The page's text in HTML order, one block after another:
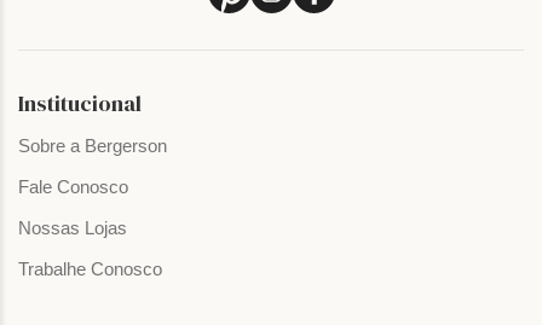
Institucional
Sobre a Bergerson
Fale Conosco
Nossas Lojas
Trabalhe Conosco